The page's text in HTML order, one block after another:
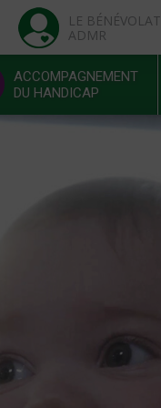
LE BÉNÉVOLAT
ADMR
ACCOMPAGNEMENT
DU HANDICAP